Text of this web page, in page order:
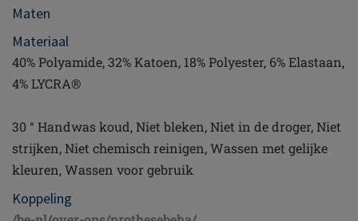
Maten
Materiaal
40% Polyamide, 32% Katoen, 18% Polyester, 6% Elastaan,
4% LYCRA®
30 ° Handwas koud, Niet bleken, Niet in de droger, Niet
strijken, Niet chemisch reinigen, Wassen met gelijke
kleuren, Wassen voor gebruik
Koppeling